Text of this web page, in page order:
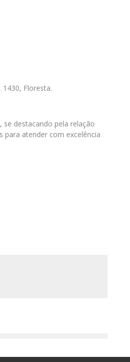
Floresta.
destacando pela relação
para atender com excelência